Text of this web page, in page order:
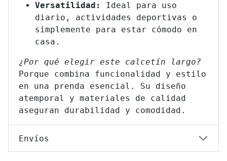
Versatilidad:
Ideal para uso
diario, actividades deportivas o
simplemente para estar cómodo en
casa.
¿Por qué elegir este calcetín largo?
Porque combina funcionalidad y estilo
en una prenda esencial. Su diseño
atemporal y materiales de calidad
aseguran durabilidad y comodidad.
Envíos